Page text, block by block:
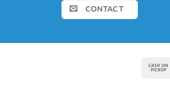
CONTACT